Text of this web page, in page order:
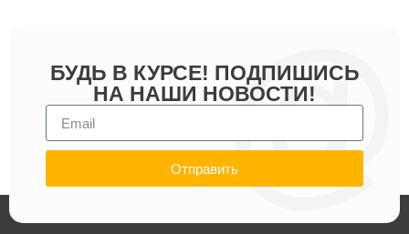
БУДЬ В КУРСЕ! ПОДПИШИСЬ
НА НАШИ НОВОСТИ!
Отправить